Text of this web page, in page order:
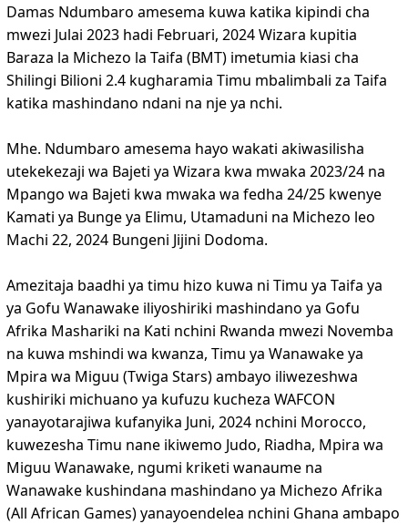
Damas Ndumbaro amesema kuwa katika kipindi cha
mwezi Julai 2023 hadi Februari, 2024 Wizara kupitia
Baraza la Michezo la Taifa (BMT) imetumia kiasi cha
Shilingi Bilioni 2.4 kugharamia Timu mbalimbali za Taifa
katika mashindano ndani na nje ya nchi.
Mhe. Ndumbaro amesema hayo wakati akiwasilisha
utekekezaji wa Bajeti ya Wizara kwa mwaka 2023/24 na
Mpango wa Bajeti kwa mwaka wa fedha 24/25 kwenye
Kamati ya Bunge ya Elimu, Utamaduni na Michezo leo
Machi 22, 2024 Bungeni Jijini Dodoma.
Amezitaja baadhi ya timu hizo kuwa ni Timu ya Taifa ya
ya Gofu Wanawake iliyoshiriki mashindano ya Gofu
Afrika Mashariki na Kati nchini Rwanda mwezi Novemba
na kuwa mshindi wa kwanza, Timu ya Wanawake ya
Mpira wa Miguu (Twiga Stars) ambayo iliwezeshwa
kushiriki michuano ya kufuzu kucheza WAFCON
yanayotarajiwa kufanyika Juni, 2024 nchini Morocco,
kuwezesha Timu nane ikiwemo Judo, Riadha, Mpira wa
Miguu Wanawake, ngumi kriketi wanaume na
Wanawake kushindana mashindano ya Michezo Afrika
(All African Games) yanayoendelea nchini Ghana ambapo